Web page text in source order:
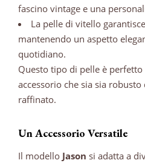
fascino vintage e una
La pelle di vitello garantisce
mantenendo un aspetto
quotidiano.
Questo tipo di pelle è
accessorio che sia sia
raffinato.
Un Accessorio Versatile
Il modello Jason si adatta a